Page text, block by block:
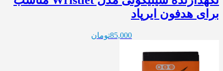
برای هدفون ایرپاد
85,000تومان